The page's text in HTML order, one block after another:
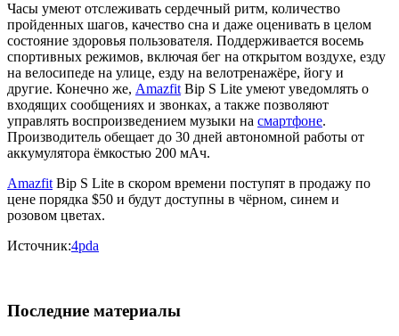
Часы умеют отслеживать сердечный ритм, количество
пройденных шагов, качество сна и даже оценивать в целом
состояние здоровья пользователя. Поддерживается восемь
спортивных режимов, включая бег на открытом воздухе, езду
на велосипеде на улице, езду на велотренажёре, йогу и
другие. Конечно же, Amazfit Bip S Lite умеют уведомлять о
входящих сообщениях и звонках, а также позволяют
управлять воспроизведением музыки на смартфоне.
Производитель обещает до 30 дней автономной работы от
аккумулятора ёмкостью 200 мАч.
Amazfit Bip S Lite в скором времени поступят в продажу по
цене порядка $50 и будут доступны в чёрном, синем и
розовом цветах.
Источник:4pda
Последние материалы